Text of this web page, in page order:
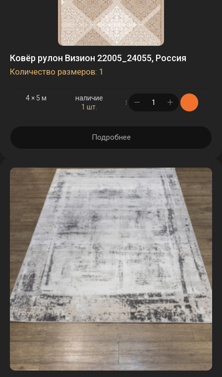
Ковёр рулон Визион 22005_24055, Россия
Количество размеров: 1
4 × 5 м
наличие
1 шт.
в корзине
Подробнее